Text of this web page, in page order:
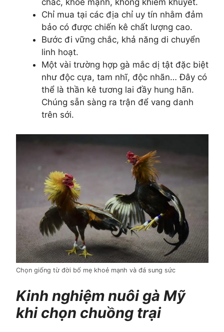
chắc, khoẻ mạnh, không khiếm khuyết.
Chỉ mua tại các địa chỉ uy tín nhằm đảm
bảo có được chiến kê chất lượng cao.
Bước đi vững chắc, khả năng di chuyển
linh hoạt.
Một vài trường hợp gà mắc dị tật đặc biệt
như độc cựa, tam nhĩ, độc nhãn… Đây có
thể là thần kê tương lai đầy hung hãn.
Chúng sẵn sàng ra trận để vang danh
trên sới.
Chọn giống từ đời bố mẹ khoẻ mạnh và đá sung sức
Kinh nghiệm nuôi gà Mỹ
khi chọn chuồng trại